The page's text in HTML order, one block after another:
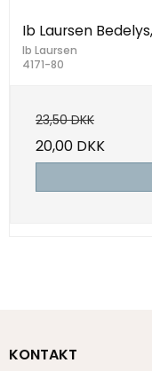
Ib Laursen
Ib Laursen
4171-80
23,50 DKK
20,00 DKK
KONTAKT